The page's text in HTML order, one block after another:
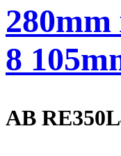
280mm
8
AB